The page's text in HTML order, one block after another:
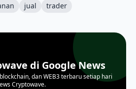
jual trader
di Google News
dan WEB3 terbaru setiap hari
Cryptowave.